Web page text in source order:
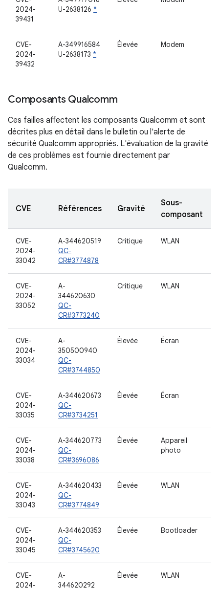
2024-
39431
U-2638126 *
CVE-
2024-
39432
A-349916584
U-2638173 *
Élevée Modem
Composants Qualcomm
Ces failles affectent les composants Qualcomm et sont
décrites plus en détail dans le bulletin ou l'alerte de
sécurité Qualcomm appropriés. L'évaluation de la gravité
de ces problèmes est fournie directement par
Qualcomm.
CVE Références Gravité
Sous-
composant
CVE-
2024-
33042
A-344620519
QC-
CR#3774878
Critique WLAN
CVE-
2024-
33052
A-
344620630
QC-
CR#3773240
Critique WLAN
CVE-
2024-
33034
A-
350500940
QC-
CR#3744850
Élevée Écran
CVE-
2024-
33035
A-344620673
QC-
CR#3734251
Élevée Écran
CVE-
2024-
33038
A-344620773
QC-
CR#3696086
Élevée
Appareil
photo
CVE-
2024-
33043
A-344620433
QC-
CR#3774849
Élevée WLAN
CVE-
2024-
33045
A-344620353
QC-
CR#3745620
Élevée Bootloader
CVE-
2024-
A-
344620292
Élevée WLAN